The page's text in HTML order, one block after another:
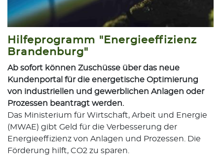
Hilfeprogramm "Energieeffizienz
Brandenburg"
Ab sofort können Zuschüsse über das neue
Kundenportal für die energetische Optimierung
von industriellen und gewerblichen Anlagen oder
Prozessen beantragt werden.
Das Ministerium für Wirtschaft, Arbeit und Energie
(MWAE) gibt Geld für die Verbesserung der
Energieeffizienz von Anlagen und Prozessen. Die
Förderung hilft, CO2 zu sparen.